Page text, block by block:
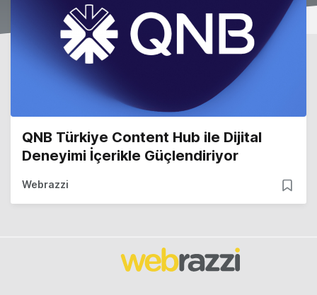
QNB Türkiye Content Hub ile Dijital
Deneyimi İçerikle Güçlendiriyor
Webrazzi